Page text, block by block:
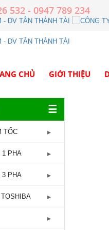
532 - 0947 789 234
CHỦ GIỚI THIỆU
☰
TỐC
1 PHA
Pha -
3 PHA
Pha - 960RPM
Pha -